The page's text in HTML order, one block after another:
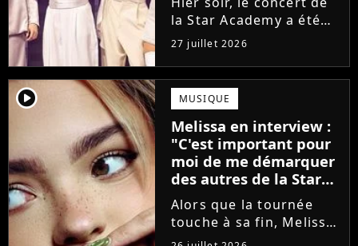
passé au concert de
Bayonne hier soir ?
la Star Academy a été
mouvementé. Quelques
minutes avant le show,
trois élèves ont
annoncé ne pas vouloir
monter sur scène pour
des raisons politiques.
Leur...
27 juillet 2026
player2 MUSIQUE
Melissa en interview :
"C'est important pour
moi de me démarquer
des autres de la Star
Academy"
Alors que la tournée
touche à sa fin, Melissa
se confie en interview